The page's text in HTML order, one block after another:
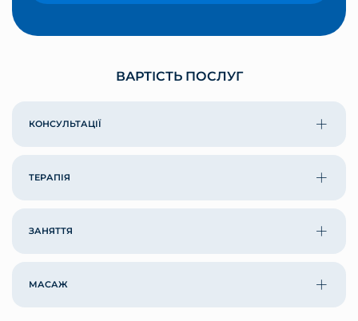
ВАРТІСТЬ ПОСЛУГ
КОНСУЛЬТАЦІЇ
ТЕРАПІЯ
ЗАНЯТТЯ
МАСАЖ